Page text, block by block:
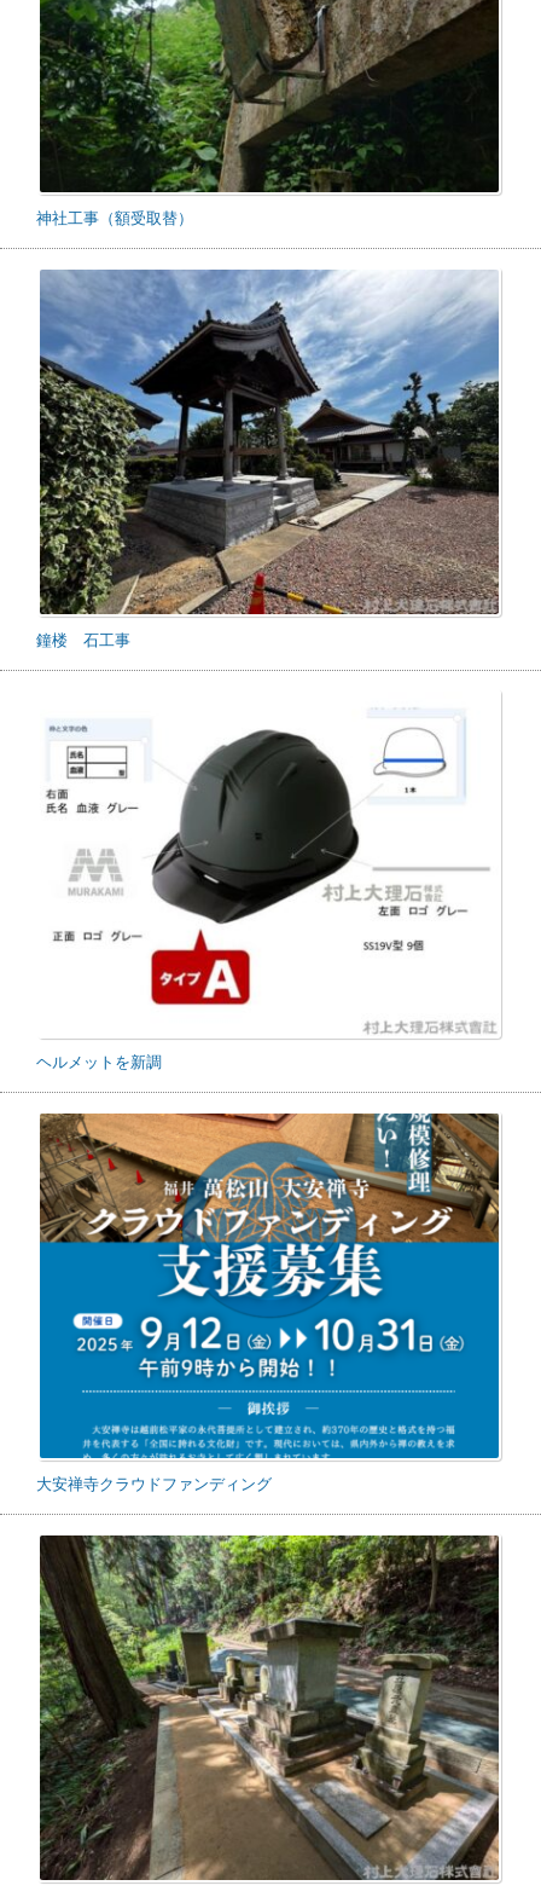
神社工事（額受取替）
鐘楼 石工事
ヘルメットを新調
大安禅寺クラウドファンディング